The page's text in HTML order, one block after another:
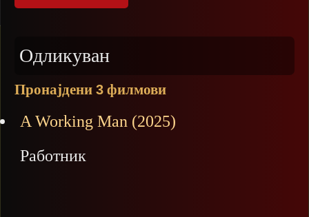
Одликуван
Пронајдени 3 филмови
A Working Man (2025)
Работник